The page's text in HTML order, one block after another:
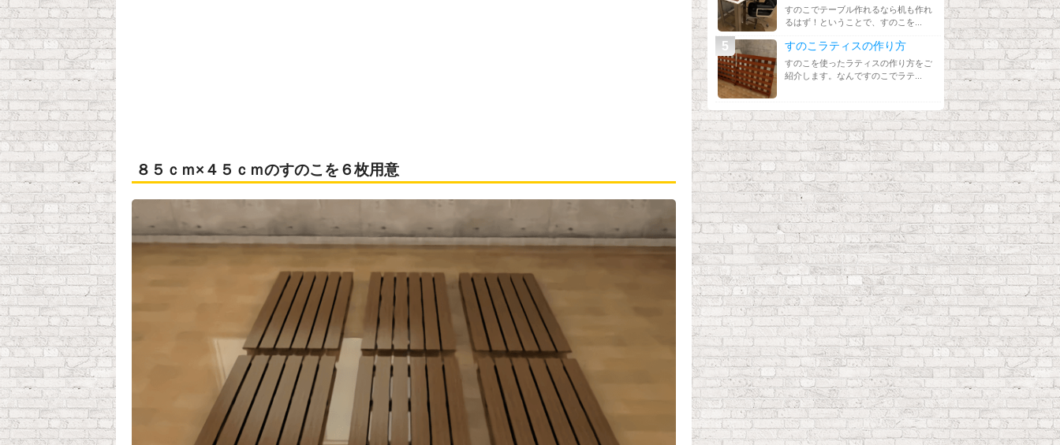
８５ｃｍ×４５ｃｍのすのこを６枚用意
すのこでテーブル作れるなら机も作れ
るはず！ということで、すのこを...
すのこラティスの作り方
すのこを使ったラティスの作り方をご
紹介します。なんですのこでラテ...